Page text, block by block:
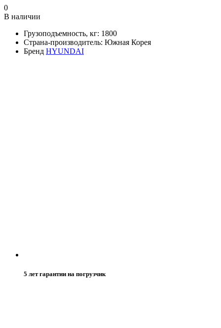
0
В наличии
Грузоподъемность, кг: 1800
Страна-производитель: Южная Корея
Бренд HYUNDAI
5 лет гарантии на погрузчик